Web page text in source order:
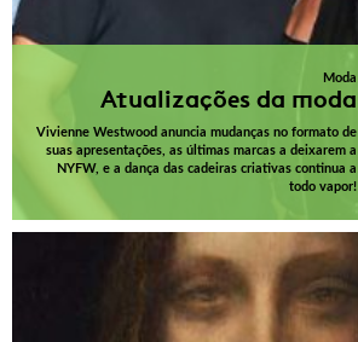
Moda
Atualizações da moda
Vivienne Westwood anuncia mudanças no formato de
suas apresentações, as últimas marcas a deixarem a
NYFW, e a dança das cadeiras criativas continua a
todo vapor!